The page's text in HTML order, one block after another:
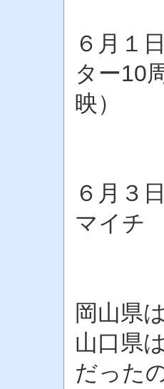
６月１
ター10
映）
６月３
マイチ
岡山県
山口県
だった